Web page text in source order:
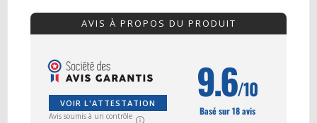
AVIS À PROPOS DU PRODUIT
VOIR L'ATTESTATION
Avis soumis à un contrôle
9.6/10
Basé sur 18 avis